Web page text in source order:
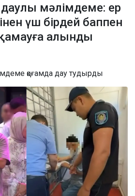
даулы мәлімдеме: ер
үш бірдей баппен
алынды
қоғамда дау тудырды